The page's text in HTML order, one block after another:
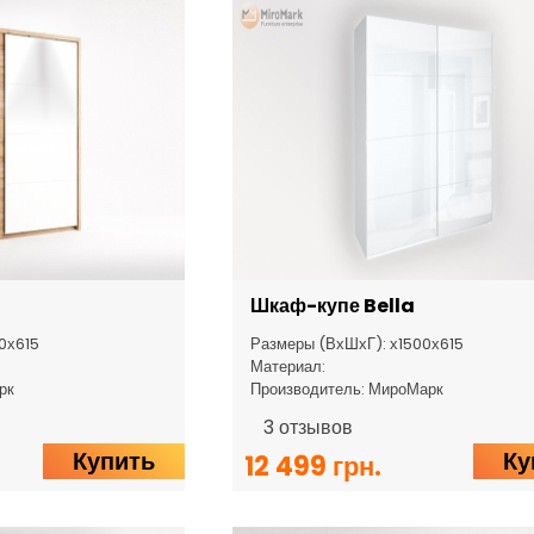
Купить
Шкаф-купе Bella
Размеры (ВхШхГ): х1500х615
Материал:
Производитель: МироМарк
3 отзывов
12 499 грн.